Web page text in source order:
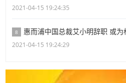
2021-04-15 19:24:35
8 惠而浦中国总裁艾小明辞职 或为
2021-04-15 19:24:29